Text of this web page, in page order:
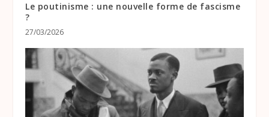
Le poutinisme : une nouvelle forme de fascisme
?
27/03/2026